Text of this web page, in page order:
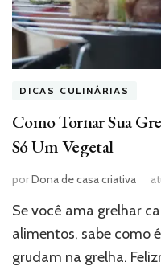
DICAS CULINÁRIAS
Como Tornar Sua
Só Um Vegetal
porDona de casa criativa
Se você ama grelhar
alimentos, sabe como
grudam na grelha.